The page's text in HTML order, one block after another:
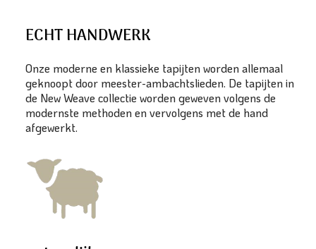
ECHT HANDWERK
Onze moderne en klassieke tapijten worden allemaal
geknoopt door meester-ambachtslieden. De tapijten in
de New Weave collectie worden geweven volgens de
modernste methoden en vervolgens met de hand
afgewerkt.